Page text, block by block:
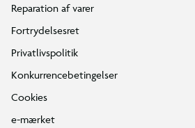
Reparation af varer
Fortrydelsesret
Privatlivspolitik
Konkurrencebetingelser
Cookies
e-mærket